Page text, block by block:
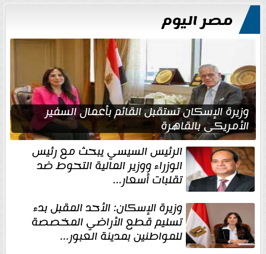
مصر اليوم
وزيرة الإسكان تستقبل القائم بأعمال السفير
الأمريكي بالقاهرة
الرئيس السيسي يبحث مع رئيس
الوزراء ووزير المالية التحوط ضد
تقلبات أسعار...
وزيرة الإسكان: الأحد المقبل بدء
تسليم قطع الأراضي المخصصة
للمواطنين بمدينة العبور...